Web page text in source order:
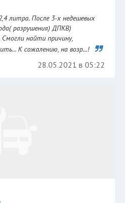
литра. После 3-х недешевых
разрушения) ДПКВ)
найти причину,
К сожалению, на возр...!
28.05.2021 в 05:22